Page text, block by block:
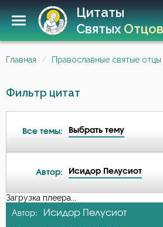
Цитаты
СвятыхОтцов
Главная Православные святые отцы
Фильтр цитат
Все темы: Выбрать тему
Беда
Бедность
Автор: Исидор Пелусиот
А-я
Загрузка плеера...
Автор: Исидор Пелусиот